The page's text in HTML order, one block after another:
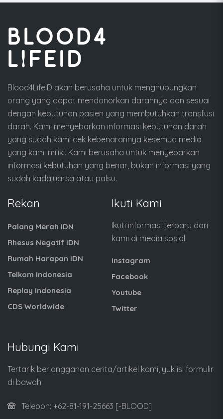
Blood4LifeID akan berusaha untuk menghubungkan
orang yang dapat mendonorkan darahnya dan sesuai
dengan kebutuhan pasien yang membutuhkan transfusi
darah. Kami menyebarkan informasi kebutuhan darah
yang sudah kami cek kebenarannya kesemua media
yang kami miliki. Kami berusaha untuk menyebarkan
informasi kebutuhan yang benar, bukan informasi yang
sudah kadaluarsa atau palsu.
Rekan
Palang Merah IDN
Rhesus Negatif IDN
Rumah Harapan IDN
Telkom Indonesia
Replay Indonesia
CDS Worldwide
Ikuti Kami
Ikuti informasi terbaru dari
kami di media sosial:
Instagram
Facebook
Youtube
Twitter
Hubungi Kami
Tertarik berlangganan cerita/artikel kami, yuk isi formulir
di bawah
Telepon: +62-81-191-25663 [-BLOOD]